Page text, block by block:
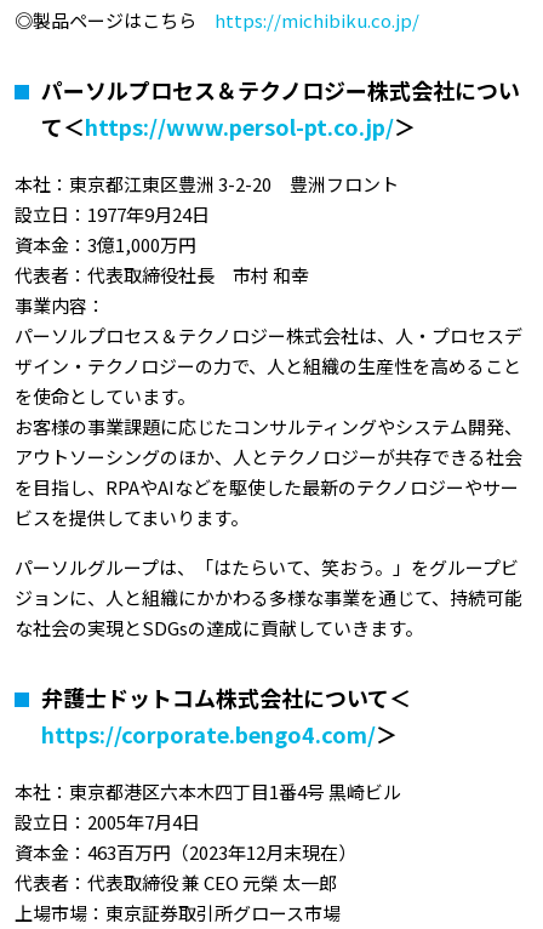
◎製品ページはこちら https://michibiku.co.jp/
パーソルプロセス＆テクノロジー株式会社につい
て＜https://www.persol-pt.co.jp/＞
本社：東京都江東区豊洲 3-2-20 豊洲フロント
設立日：1977年9月24日
資本金：3億1,000万円
代表者：代表取締役社長 市村 和幸
事業内容：
パーソルプロセス＆テクノロジー株式会社は、人・プロセスデ
ザイン・テクノロジーの力で、人と組織の生産性を高めること
を使命としています。
お客様の事業課題に応じたコンサルティングやシステム開発、
アウトソーシングのほか、人とテクノロジーが共存できる社会
を目指し、RPAやAIなどを駆使した最新のテクノロジーやサー
ビスを提供してまいります。
パーソルグループは、「はたらいて、笑おう。」をグループビ
ジョンに、人と組織にかかわる多様な事業を通じて、持続可能
な社会の実現とSDGsの達成に貢献していきます。
弁護士ドットコム株式会社について＜
https://corporate.bengo4.com/＞
本社：東京都港区六本木四丁目1番4号 黒崎ビル
設立日：2005年7月4日
資本金：463百万円（2023年12月末現在）
代表者：代表取締役 兼 CEO 元榮 太一郎
上場市場：東京証券取引所グロース市場